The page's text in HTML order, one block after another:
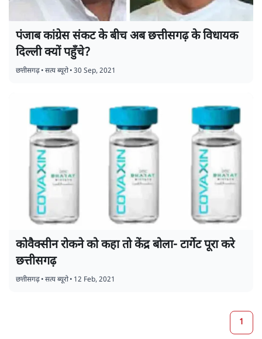
पंजाब कांग्रेस संकट के बीच अब छत्तीसगढ़ के विधायक
दिल्ली क्यों पहुँचे?
छत्तीसगढ़•सत्य ब्यूरो•30 Sep, 2021
कोवैक्सीन रोकने को कहा तो केंद्र बोला- टार्गेट पूरा करे
छत्तीसगढ़
छत्तीसगढ़•सत्य ब्यूरो• 12 Feb, 2021
1